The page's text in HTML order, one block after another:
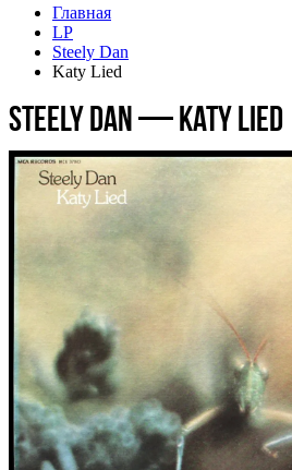
Главная
LP
Steely Dan
Katy Lied
Steely Dan — Katy Lied